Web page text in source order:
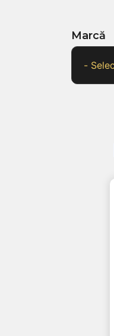
Marcă